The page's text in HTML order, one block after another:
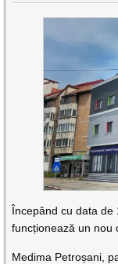
Începând cu data de
funcționează un nou
Medima Petroșani,